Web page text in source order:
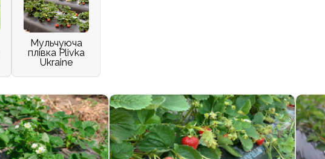
Мульчуюча
плівка Plivka
Ukraine